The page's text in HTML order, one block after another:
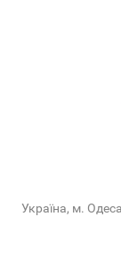
Україна, м.